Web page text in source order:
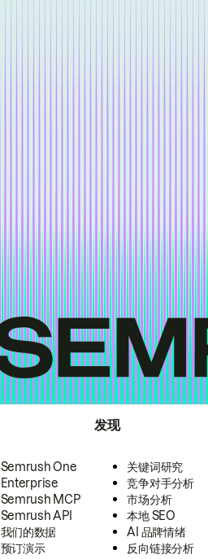
Semrush One
Enterprise
Semrush MCP
Semrush API
我们的数据
预订演示
发现
关键词研究
竞争对手分析
市场分析
本地 SEO
AI 品牌情绪
反向链接分析